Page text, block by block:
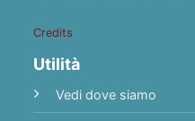
Credits
Utilità
Vedi dove siamo